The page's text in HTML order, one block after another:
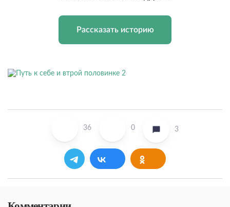
Рассказать историю
36 0 3